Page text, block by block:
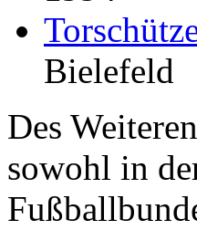
Bielefeld
Des
sowohl in